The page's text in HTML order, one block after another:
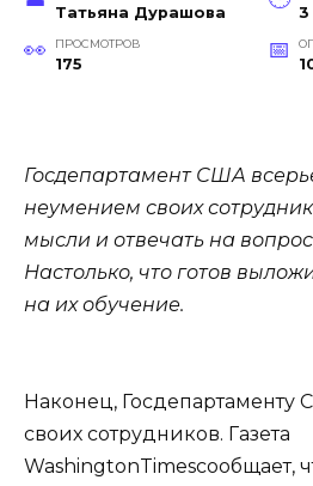
Татьяна Дурашова 3
ПРОСМОТРОВ
175
Госдепартамент США
неумением своих
мысли и отвечать на
Настолько, что готов
на их обучение.
Наконец, Госдепартаменту
своих сотрудников. Газета
WashingtonTimesсообщает,